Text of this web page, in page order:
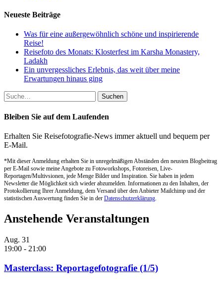
Neueste Beiträge
Was für eine außergewöhnlich schöne und inspirierende
Reise!
Reisefoto des Monats: Klosterfest im Karsha Monastery,
Ladakh
Ein unvergessliches Erlebnis, das weit über meine
Erwartungen hinaus ging
Suche
nach:
Bleiben Sie auf dem Laufenden
Erhalten Sie Reisefotografie-News immer aktuell und bequem per
E-Mail.
*Mit dieser Anmeldung erhalten Sie in unregelmäßigen Abständen den neusten Blogbeitrag
per E-Mail sowie meine Angebote zu Fotoworkshops, Fotoreisen, Live-
Reportagen/Multivsionen, jede Menge Bilder und Inspiration. Sie haben in jedem
Newsletter die Möglichkeit sich wieder abzumelden. Informationen zu den Inhalten, der
Protokollierung Ihrer Anmeldung, dem Versand über den Anbieter Mailchimp und der
statistischen Auswertung finden Sie in der Datenschutzerklärung.
Anstehende Veranstaltungen
Aug. 31
19:00 - 21:00
Masterclass: Reportagefotografie (1/5)